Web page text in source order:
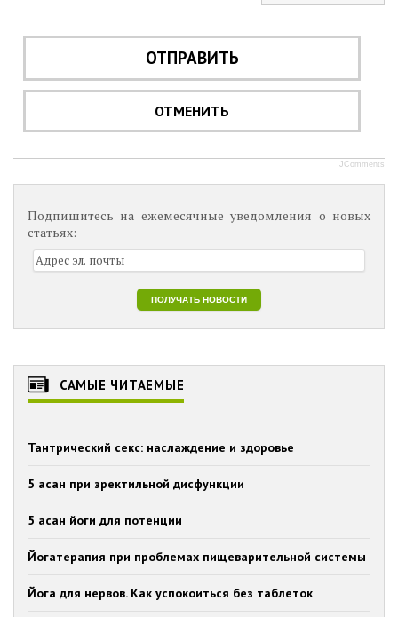
ОТПРАВИТЬ
ОТМЕНИТЬ
JComments
Подпишитесь на ежемесячные уведомления о новых
статьях:
САМЫЕ ЧИТАЕМЫЕ
Тантрический секс: наслаждение и здоровье
5 асан при эректильной дисфункции
5 асан йоги для потенции
Йогатерапия при проблемах пищеварительной системы
Йога для нервов. Как успокоиться без таблеток